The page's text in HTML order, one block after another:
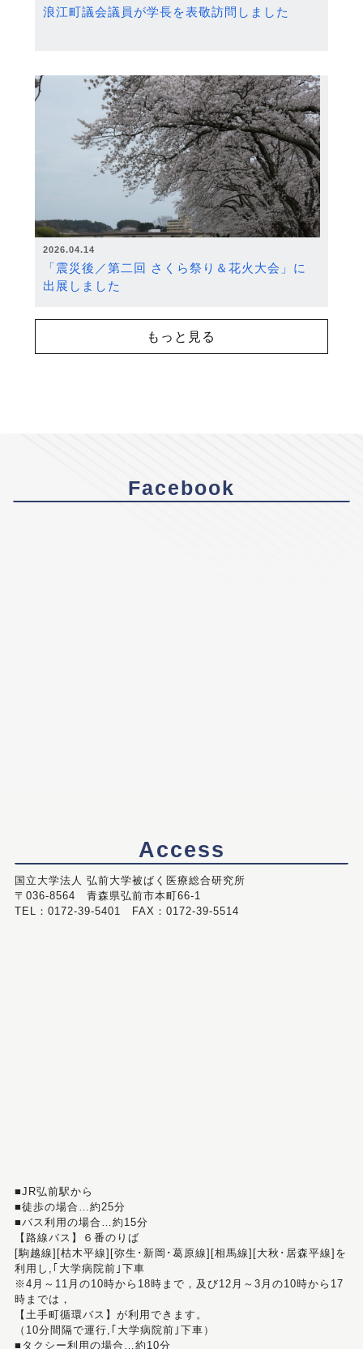
浪江町議会議員が学長を表敬訪問しました
2026.04.14
「震災後／第二回 さくら祭り＆花火大会」に
出展しました
もっと見る
Facebook
Access
国立大学法人 弘前大学被ばく医療総合研究所
〒036-8564 青森県弘前市本町66-1
TEL：0172-39-5401 FAX：0172-39-5514
■JR弘前駅から
■徒歩の場合…約25分
■バス利用の場合…約15分
【路線バス】６番のりば
[駒越線][枯木平線][弥生･新岡･葛原線][相馬線][大秋･居森平線]を
利用し,｢大学病院前｣下車
※4月～11月の10時から18時まで，及び12月～3月の10時から17
時までは，
【土手町循環バス】が利用できます。
（10分間隔で運行,｢大学病院前｣下車）
■タクシー利用の場合…約10分